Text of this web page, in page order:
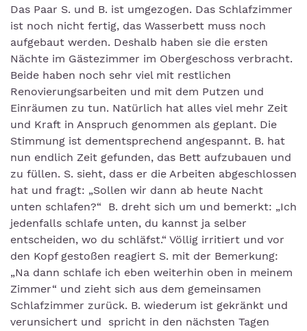
Das Paar S. und B. ist umgezogen. Das Schlafzimmer
ist noch nicht fertig, das Wasserbett muss noch
aufgebaut werden. Deshalb haben sie die ersten
Nächte im Gästezimmer im Obergeschoss verbracht.
Beide haben noch sehr viel mit restlichen
Renovierungsarbeiten und mit dem Putzen und
Einräumen zu tun. Natürlich hat alles viel mehr Zeit
und Kraft in Anspruch genommen als geplant. Die
Stimmung ist dementsprechend angespannt. B. hat
nun endlich Zeit gefunden, das Bett aufzubauen und
zu füllen. S. sieht, dass er die Arbeiten abgeschlossen
hat und fragt: „Sollen wir dann ab heute Nacht
unten schlafen?“ B. dreht sich um und bemerkt: „Ich
jedenfalls schlafe unten, du kannst ja selber
entscheiden, wo du schläfst.“ Völlig irritiert und vor
den Kopf gestoßen reagiert S. mit der Bemerkung:
„Na dann schlafe ich eben weiterhin oben in meinem
Zimmer“ und zieht sich aus dem gemeinsamen
Schlafzimmer zurück. B. wiederum ist gekränkt und
verunsichert und spricht in den nächsten Tagen